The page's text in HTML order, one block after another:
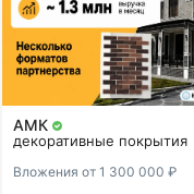
АМК
декоративные покрытия
Вложения от 1 300 000 ₽